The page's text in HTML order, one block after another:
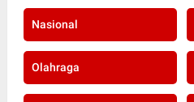
Nasional
Olahraga